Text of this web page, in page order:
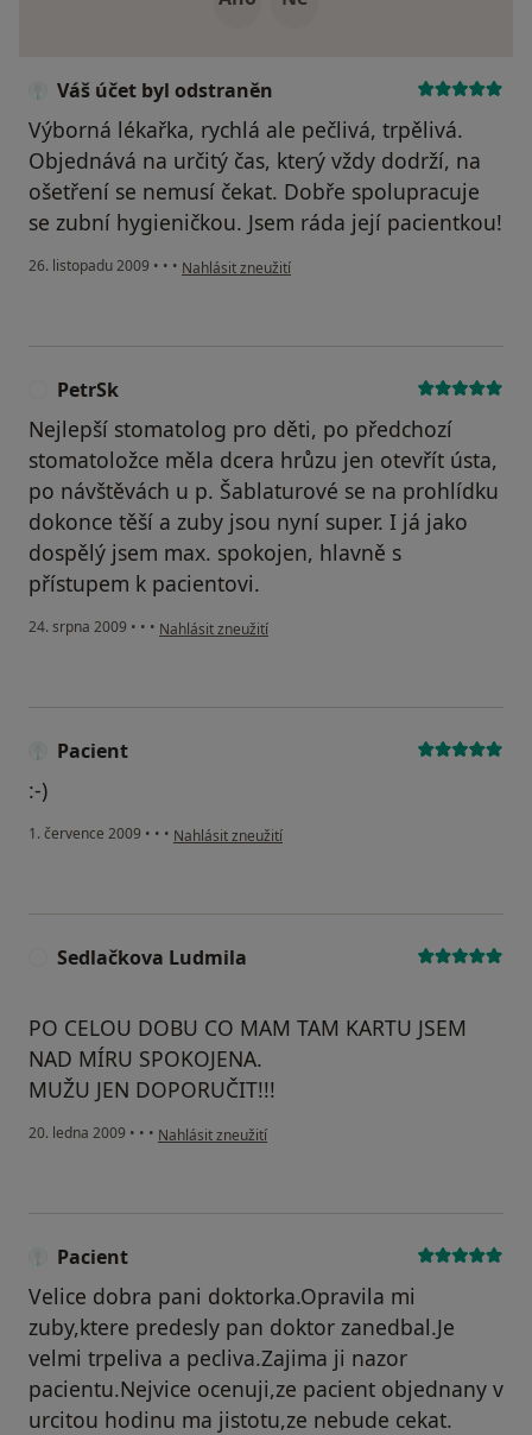
Váš účet byl odstraněn
Výborná lékařka, rychlá ale pečlivá, trpělivá.
Objednává na určitý čas, který vždy dodrží, na
ošetření se nemusí čekat. Dobře spolupracuje
se zubní hygieničkou. Jsem ráda její pacientkou!
26. listopadu 2009 • • • podle názoru uživatele Váš účet byl odstraněn
Nahlásit zneužití
PetrSk
Nejlepší stomatolog pro děti, po předchozí
stomatoložce měla dcera hrůzu jen otevřít ústa,
po návštěvách u p. Šablaturové se na prohlídku
dokonce těší a zuby jsou nyní super. I já jako
dospělý jsem max. spokojen, hlavně s
přístupem k pacientovi.
24. srpna 2009 • • • podle názoru uživatele PetrSk
Nahlásit zneužití
Pacient
:-)
1. července 2009 • • • podle názoru uživatele Pacient
Nahlásit zneužití
Sedlačkova Ludmila
PO CELOU DOBU CO MAM TAM KARTU JSEM
NAD MÍRU SPOKOJENA.
MUŽU JEN DOPORUČIT!!!
20. ledna 2009 • • • podle názoru uživatele Sedlačkova Ludmila
Nahlásit zneužití
Pacient
Velice dobra pani doktorka.Opravila mi
zuby,ktere predesly pan doktor zanedbal.Je
velmi trpeliva a pecliva.Zajima ji nazor
pacientu.Nejvice ocenuji,ze pacient objednany v
urcitou hodinu ma jistotu,ze nebude cekat.